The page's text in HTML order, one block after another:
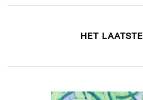
HET LAATSTE